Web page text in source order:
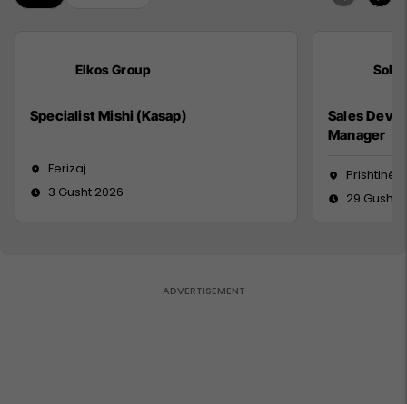
Elkos Group
Specialist Mishi (Kasap)
Ferizaj
3 Gusht 2026
Sales
Manager
Prishtinë
29 Gusht